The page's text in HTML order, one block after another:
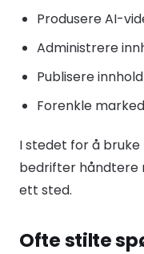
Produsere AI-
Administrere
Publisere
Forenkle
I stedet for å
bedrifter håndtere
ett sted.
Ofte stilte